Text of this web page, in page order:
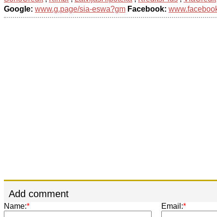
Google: www.g.page/sia-eswa?gm Facebook:
Add comment
Name:* Email:*